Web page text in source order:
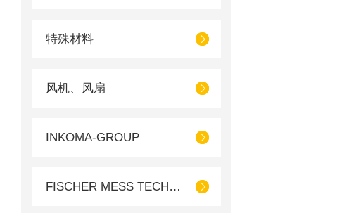
特殊材料
风机、风扇
INKOMA-GROUP
FISCHER MESS TECHNIK